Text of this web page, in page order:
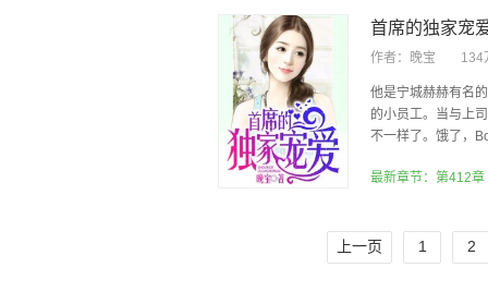
首席的独家宠
作者： 晚宝 134
他是宁城赫赫有名
的小员工。当与上
不一样了。饿了，
最新章节：第412
上一页 1 2